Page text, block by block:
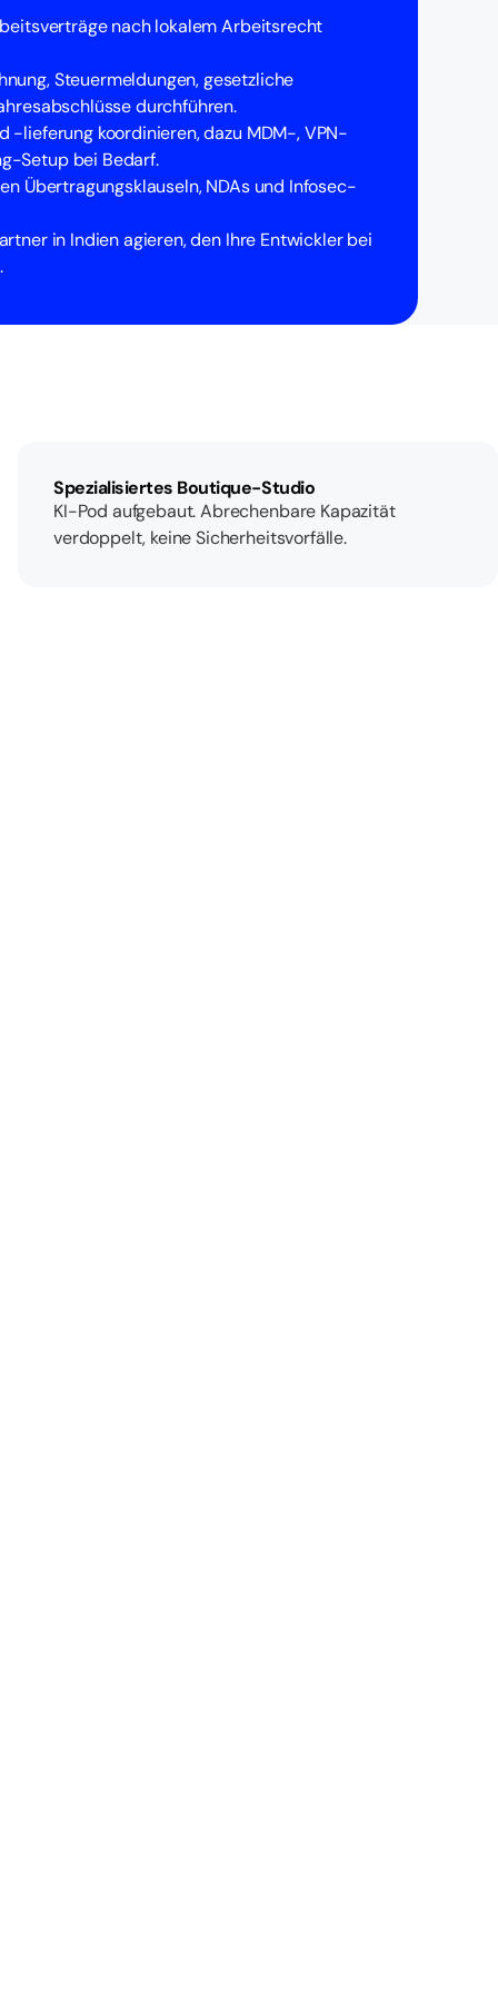
nach lokalem Arbeitsrecht
Steuermeldungen, gesetzliche
durchführen.
-lieferung koordinieren, dazu MDM-, VPN-
Setup bei Bedarf.
Übertragungsklauseln, NDAs und Infosec-
in Indien agieren, den Ihre Entwickler bei
Spezialisiertes Boutique-Studio
KI-Pod aufgebaut. Abrechenbare Kapazität
verdoppelt, keine Sicherheitsvorfälle.